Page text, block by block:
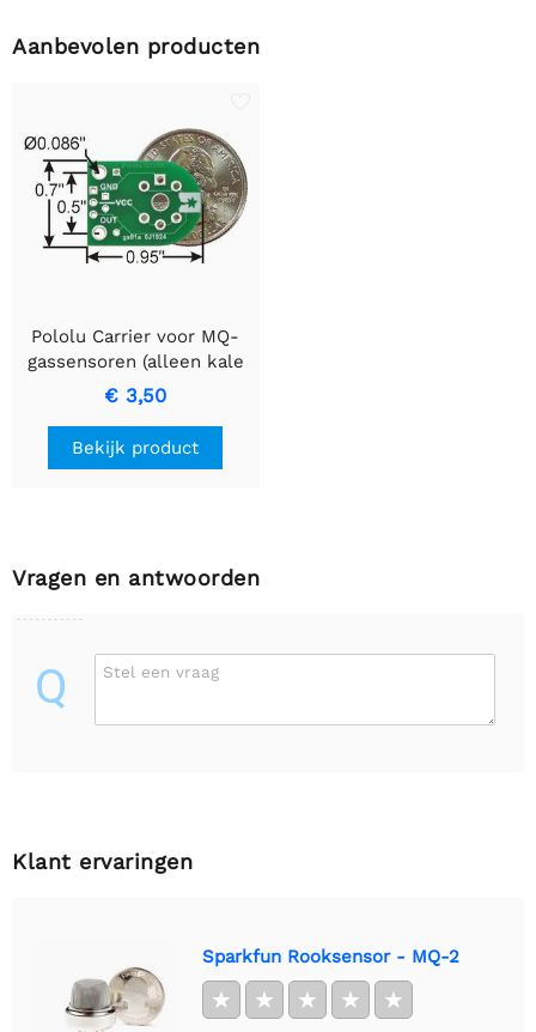
Aanbevolen producten
Pololu Carrier voor MQ-
gassensoren (alleen kale
PCB)
€ 3,50
Bekijk product
Vragen en antwoorden
Q Stel een vraag
Klant ervaringen
Sparkfun Rooksensor - MQ-2
★ ★ ★ ★ ★